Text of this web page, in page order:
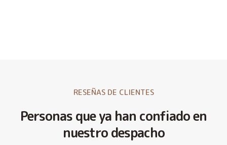
RESEÑAS DE CLIENTES
Personas que ya han confiado en
nuestro despacho